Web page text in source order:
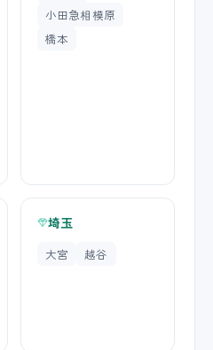
小田急相模原
橋本
埼玉
大宮 越谷